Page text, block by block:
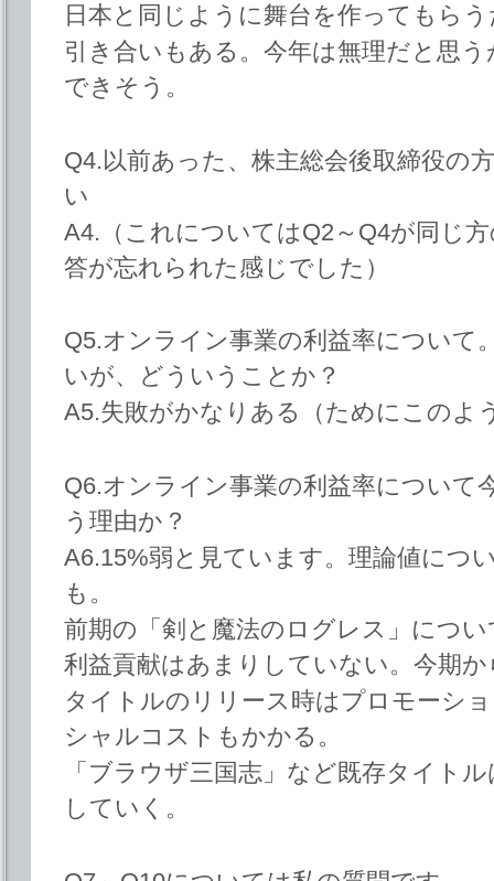
日本と同じように舞台を作ってもら
引き合いもある。今年は無理だと思
できそう。
Q4.以前あった、株主総会後取締役の
い
A4.（これについてはQ2～Q4が同じ
答が忘れられた感じでした）
Q5.オンライン事業の利益率について
いが、どういうことか？
A5.失敗がかなりある（ためにこのよ
Q6.オンライン事業の利益率について
う理由か？
A6.15%弱と見ています。理論値につ
も。
前期の「剣と魔法のログレス」につ
利益貢献はあまりしていない。今期
タイトルのリリース時はプロモーシ
シャルコストもかかる。
「ブラウザ三国志」など既存タイト
していく。